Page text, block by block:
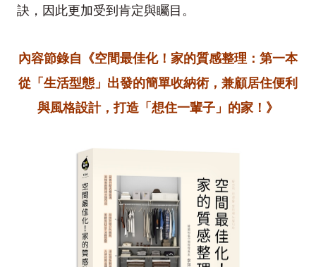
訣，因此更加受到肯定與矚目。
內容節錄自《空間最佳化！家的質感整理：第一本
從「生活型態」出發的簡單收納術，兼顧居住便利
與風格設計，打造「想住一輩子」的家！》